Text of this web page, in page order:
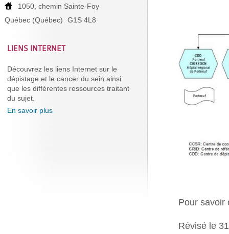
Pour savoir
Révisé le
1050, chemin Sainte-Foy
Québec (Québec)
G1S 4L8
LIENS INTERNET
Découvrez les liens Internet sur le
dépistage et le cancer du sein ainsi
que les différentes ressources traitant
du sujet.
En savoir plus